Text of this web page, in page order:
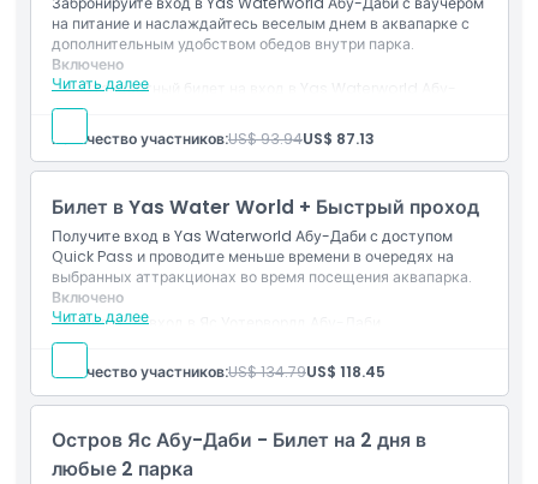
комбинированных пакетов с ваучерами на питание,
апгрейдов Quick Pass или мультипарковых пропусков Yas
Island с мгновенной доставкой электронных билетов и
круглосуточной поддержкой клиентов.
Основные моменты
Включено
Политика в отношении детей и взрослых
Время подачи Время высадки
Исключения
на питание и наслаждайтесь веселым днем в аквапарке с
дополнительным удобством обедов внутри парка.
Читать далее
Включено
Стандартный билет на вход в Yas Waterworld Абу-
Даби.
Включён ваучер на питание согласно выбранному
пакету.
Доступ к разрешённым аттракционам, горкам и
Количество участников:US$ 93.94US$ 87.13
Билет в Yas Water World + Быстрый проход
Получите вход в Yas Waterworld Абу-Даби с доступом
Quick Pass и проводите меньше времени в очередях на
выбранных аттракционах во время посещения аквапарка.
Читать далее
Включено
Билет на вход в Яс Уотерворлд Абу-Даби.
Быстрый проход для выбранных подходящих
Мобильный электронный билет принимается на входе.
Количество участников:US$ 134.79US$ 118.45
Остров Яс Абу-Даби - Билет на 2 дня в
любые 2 парка